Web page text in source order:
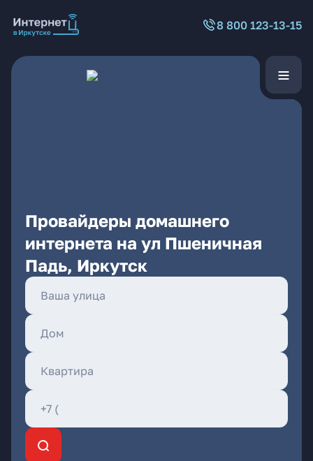
8 800 123-13-15
Провайдеры домашнего
интернета на ул Пшеничная
Падь, Иркутск